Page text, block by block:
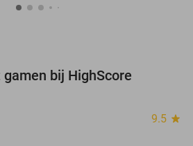
bij HighScore
9.5 star